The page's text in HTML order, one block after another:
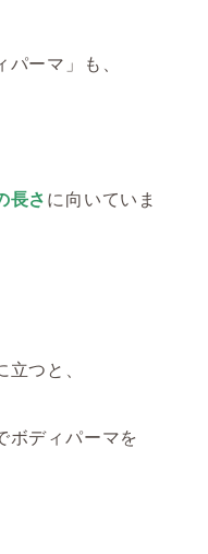
ーマ」も、
長さに向いていま
つと、
ボディパーマを